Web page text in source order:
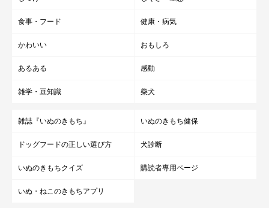
食事・フード 健康・病気
かわいい おもしろ
あるある 感動
雑学・豆知識 柴犬
雑誌『いぬのきもち』 いぬのきもち健保
ドッグフードの正しい選び方 犬診断
いぬのきもちクイズ 購読者専用ページ
いぬ・ねこのきもちアプリ